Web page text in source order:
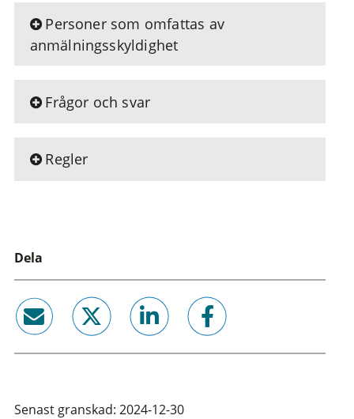
Personer som omfattas av
anmälningsskyldighet
Frågor och svar
Regler
Dela
Senast granskad: 2024-12-30